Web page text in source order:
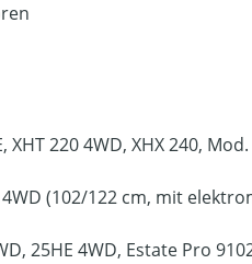
XHT 220 4WD, XHX 240,
4WD (102/122 cm, mit
25HE 4WD, Estate Pro